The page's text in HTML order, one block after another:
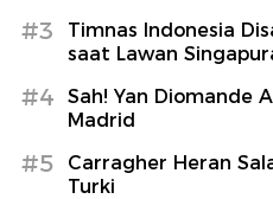
#3
Timnas Indonesia
saat Lawan
#4
Sah! Yan Diomande
Madrid
#5
Carragher Heran
Turki